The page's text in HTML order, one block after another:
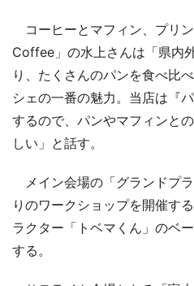
コーヒーとマフィン、プリ
Coffee」の水上さんは「県内
り、たくさんのパンを食べ比
シェの一番の魅力。当店は『
するので、パンやマフィンと
しい」と話す。
メイン会場の「グランドプ
りのワークショップを開催す
ラクター「トベマくん」のベ
する。